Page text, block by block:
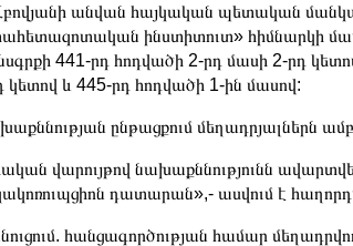
անվան հայկական պետական
ինստիտուտ» հիմնարկի
441-րդ հոդվածի 2-րդ մասի 2-րդ
կետով և 445-րդ հոդվածի 1-ին մասով:
ընթացքում մեղադրյալներն
վարույթով նախաքննությունն
դատարան»,- ասվում է
հանցագործության համար